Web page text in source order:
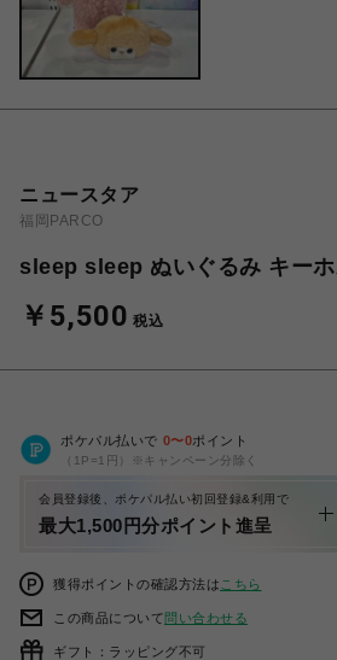
ニュースタア
福岡PARCO
sleep sleep ぬいぐるみ キー
￥5,500 税込
ポケパル払いで 0〜0ポイント
（1P=1円）※キャンペーン分除く
会員登録後、ポケパル払い初回登録&利用で
最大1,500円分ポイント進呈
獲得ポイントの確認方法は こちら
この商品について問い合わせる
ギフト：ラッピング不可